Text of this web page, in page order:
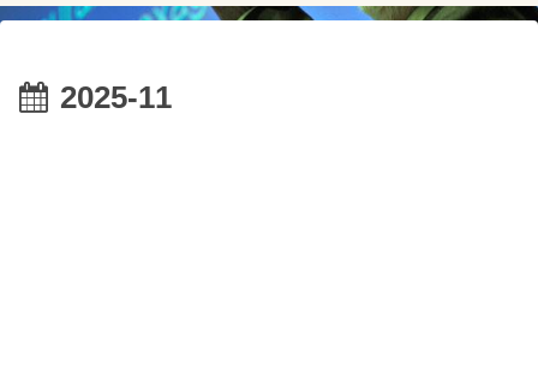
2025-11